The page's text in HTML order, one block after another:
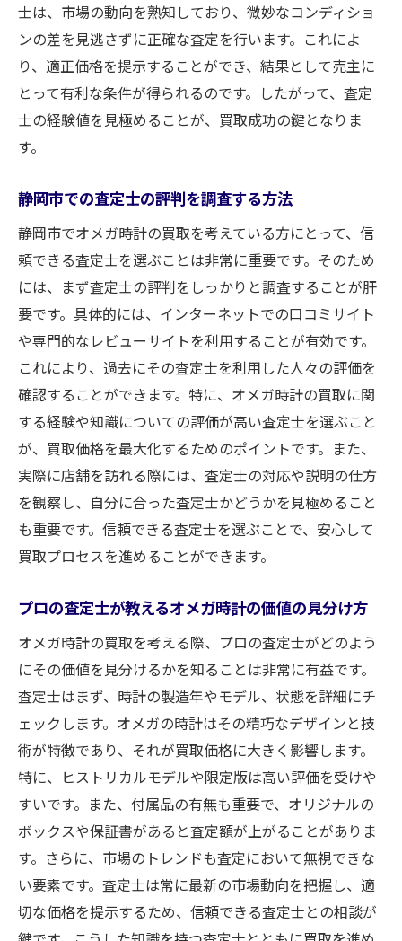
士は、市場の動向を熟知しており、微妙なコンディショ
ンの差を見逃さずに正確な査定を行います。これによ
り、適正価格を提示することができ、結果として売主に
とって有利な条件が得られるのです。したがって、査定
士の経験値を見極めることが、買取成功の鍵となりま
す。
静岡市での査定士の評判を調査する方法
静岡市でオメガ時計の買取を考えている方にとって、信
頼できる査定士を選ぶことは非常に重要です。そのため
には、まず査定士の評判をしっかりと調査することが肝
要です。具体的には、インターネットでの口コミサイト
や専門的なレビューサイトを利用することが有効です。
これにより、過去にその査定士を利用した人々の評価を
確認することができます。特に、オメガ時計の買取に関
する経験や知識についての評価が高い査定士を選ぶこと
が、買取価格を最大化するためのポイントです。また、
実際に店舗を訪れる際には、査定士の対応や説明の仕方
を観察し、自分に合った査定士かどうかを見極めること
も重要です。信頼できる査定士を選ぶことで、安心して
買取プロセスを進めることができます。
プロの査定士が教えるオメガ時計の価値の見分け方
オメガ時計の買取を考える際、プロの査定士がどのよう
にその価値を見分けるかを知ることは非常に有益です。
査定士はまず、時計の製造年やモデル、状態を詳細にチ
ェックします。オメガの時計はその精巧なデザインと技
術が特徴であり、それが買取価格に大きく影響します。
特に、ヒストリカルモデルや限定版は高い評価を受けや
すいです。また、付属品の有無も重要で、オリジナルの
ボックスや保証書があると査定額が上がることがありま
す。さらに、市場のトレンドも査定において無視できな
い要素です。査定士は常に最新の市場動向を把握し、適
切な価格を提示するため、信頼できる査定士との相談が